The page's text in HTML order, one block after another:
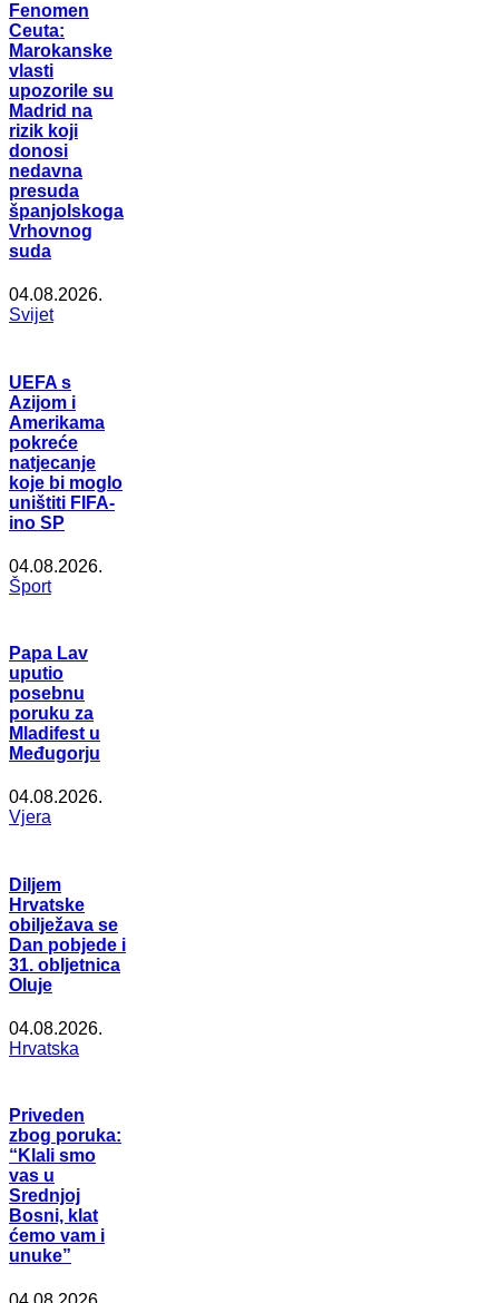
Fenomen
Ceuta:
Marokanske
vlasti
upozorile su
Madrid na
rizik koji
donosi
nedavna
presuda
španjolskoga
Vrhovnog
suda
04.08.2026.
Svijet
UEFA s
Azijom i
Amerikama
pokreće
natjecanje
koje bi moglo
uništiti FIFA-
ino SP
04.08.2026.
Šport
Papa Lav
uputio
posebnu
poruku za
Mladifest u
Međugorju
04.08.2026.
Vjera
Diljem
Hrvatske
obilježava se
Dan pobjede i
31. obljetnica
Oluje
04.08.2026.
Hrvatska
Priveden
zbog poruka:
“Klali smo
vas u
Srednjoj
Bosni, klat
ćemo vam i
unuke”